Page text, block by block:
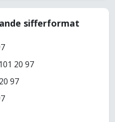
sifferformat
20 97
97